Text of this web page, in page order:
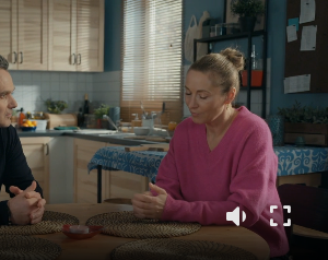
Barwy szczęścia